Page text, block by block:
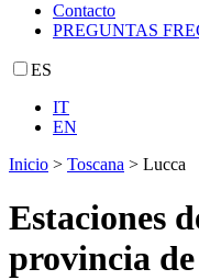
Contacto
PREGUNTAS
ES
IT
EN
Inicio > Toscana > Lucca
Estaciones
provincia